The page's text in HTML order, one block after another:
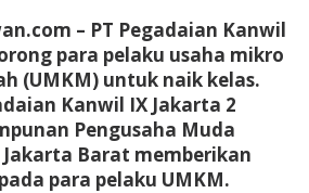
– PT Pegadaian Kanwil
para pelaku usaha mikro
(UMKM) untuk naik kelas.
Kanwil IX Jakarta 2
Pengusaha Muda
Barat memberikan
para pelaku UMKM.